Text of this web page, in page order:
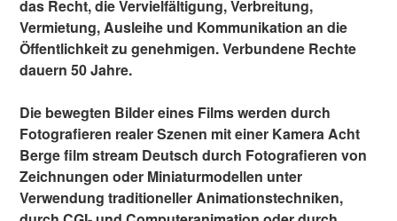
das Recht, die Vervielfältigung, Verbreitung,
Vermietung, Ausleihe und Kommunikation an die
Öffentlichkeit zu genehmigen. Verbundene Rechte
dauern 50 Jahre.
Die bewegten Bilder eines Films werden durch
Fotografieren realer Szenen mit einer Kamera Acht
Berge film stream Deutsch durch Fotografieren von
Zeichnungen oder Miniaturmodellen unter
Verwendung traditioneller Animationstechniken,